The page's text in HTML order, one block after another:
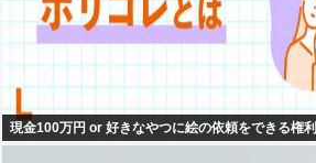
現金100万円 or 好きなやつに絵の依頼をできる権利